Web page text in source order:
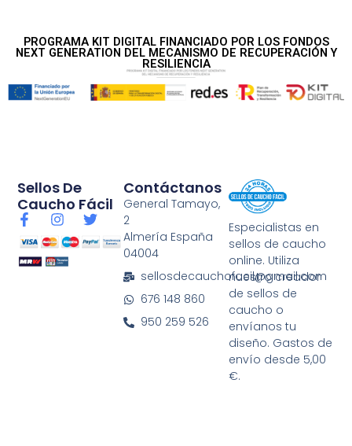
PROGRAMA KIT DIGITAL FINANCIADO POR LOS FONDOS
NEXT GENERATION DEL MECANISMO DE RECUPERACIÓN Y
RESILIENCIA
Especialistas en
sellos de caucho
online. Utiliza
nuestro creador
de sellos de
caucho o
envíanos tu
diseño. Gastos de
envío desde 5,00
€.
Contáctanos
General Tamayo,
2
Almería España
04004
sellosdecauchofacil@gmail.com
676 148 860
950 259 526
Sellos De
Caucho Fácil
F
a
c
e
I
s
t
T
i